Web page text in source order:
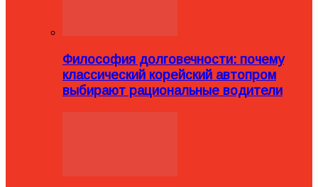
Философия долговечности: почему
классический корейский автопром
выбирают рациональные водители